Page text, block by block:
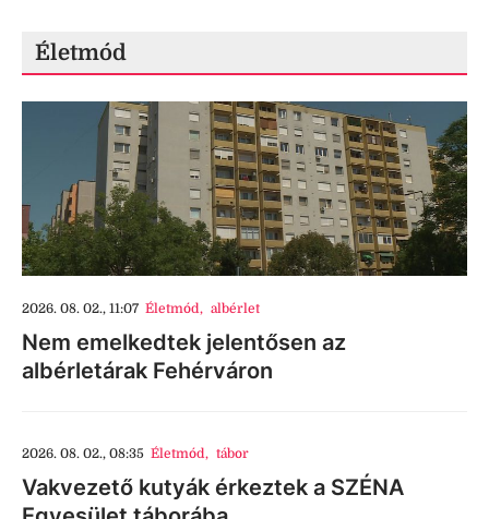
Életmód
2026. 08. 02., 11:07 Életmód, albérlet
Nem emelkedtek jelentősen az
albérletárak Fehérváron
2026. 08. 02., 08:35 Életmód, tábor
Vakvezető kutyák érkeztek a SZÉNA